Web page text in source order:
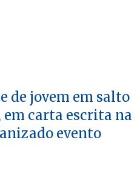
de jovem em salto
em carta escrita na
evento